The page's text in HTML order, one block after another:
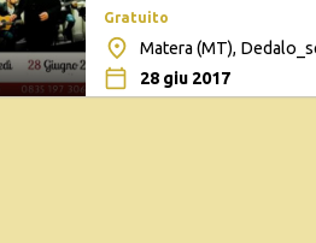
Gratuito
Matera (MT),
28 giu 2017